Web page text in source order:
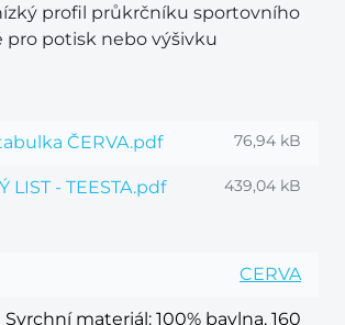
profil průkrčníku sportovního
pro potisk nebo výšivku
ČERVA.pdf 76,94 kB
LIST - TEESTA.pdf 439,04 kB
CERVA
Svrchní materiál: 100% bavlna, 160